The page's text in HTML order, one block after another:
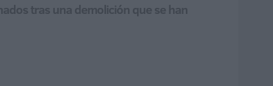
tras una demolición que se han